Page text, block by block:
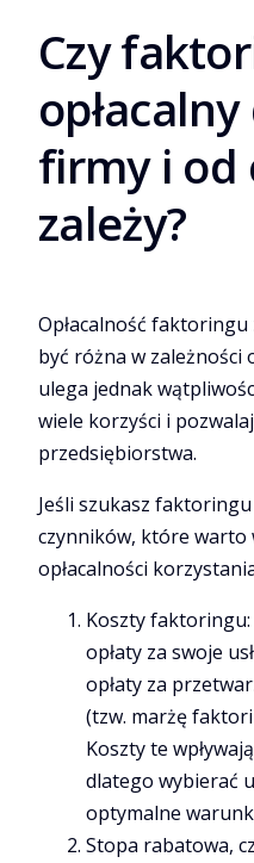
Czy
firmy i od
zależy?
Opłacalność
być różna w
ulega jednak
wiele korzyści i
przedsiębiorstwa.
Jeśli szukasz
czynników, które warto
opłacalności
Koszty
opłaty za swoje
opłaty za
(tzw. marżę
Koszty te
dlatego wybierać
optymalne
Stopa rabatowa,